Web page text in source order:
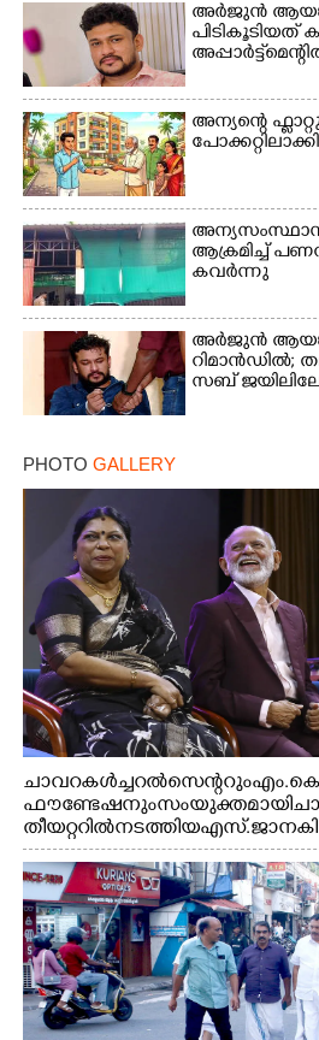
അർജുൻ
പിടികൂടിയത്
അന്യന്റെ
അന്യസംസ്ഥാന
ആക്രമിച്ച്
കവർന്നു
അർജുൻ
റിമാൻഡിൽ;
സബ്
PHOTO GALLERY
ചാവറ കൾച്ചറൽ സെന്ററും
ഫൗണ്ടേഷനും സംയുക്തമായി
തീയറ്ററിൽ നടത്തിയ എസ്.
ദ്ഘാടനം ചെയ്യാനെത്തിയ
അമൽദേവ്, ഗായിക ജെൻസി,
ഫൗണ്ടേഷൻ ചെയർമാൻ ഡോ.